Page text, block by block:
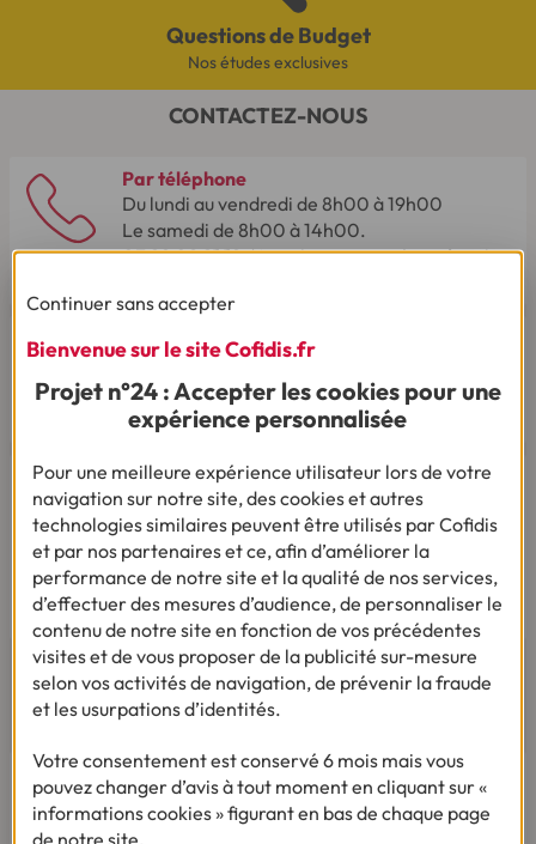
Questions de Budget
Nos études exclusives
CONTACTEZ-NOUS
Par téléphone
Du lundi au vendredi de 8h00 à 19h00
Le samedi de 8h00 à 14h00.
03 28 09 21 18(Appel non surtaxé - coût selon
Par mail
Vous êtes sourd ou malentendant
Dialoguez par écrit ou en Langue Des Signes
Française
Du lundi au vendredi de 9h à 12h et de 14h à
18h
AVIS ET TÉMOIGNAGES
Continuer sans accepter
Bienvenue sur le site Cofidis.fr
Projet n°24 : Accepter les cookies pour une
expérience personnalisée
Pour une meilleure expérience utilisateur lors de votre
navigation sur notre site, des cookies et autres
technologies similaires peuvent être utilisés par Cofidis
et par nos partenaires et ce, afin d’améliorer la
performance de notre site et la qualité de nos services,
d’effectuer des mesures d’audience, de personnaliser le
contenu de notre site en fonction de vos précédentes
visites et de vous proposer de la publicité sur-mesure
selon vos activités de navigation, de prévenir la fraude
et les usurpations d’identités.
Votre consentement est conservé 6 mois mais vous
pouvez changer d’avis à tout moment en cliquant sur «
informations cookies » figurant en bas de chaque page
de notre site.